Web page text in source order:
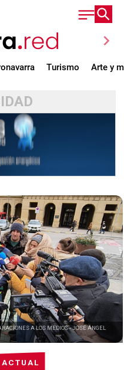
chevron_right
Turismo Arte y
A LOS MEDIOS -JOSÉ ÁNGEL